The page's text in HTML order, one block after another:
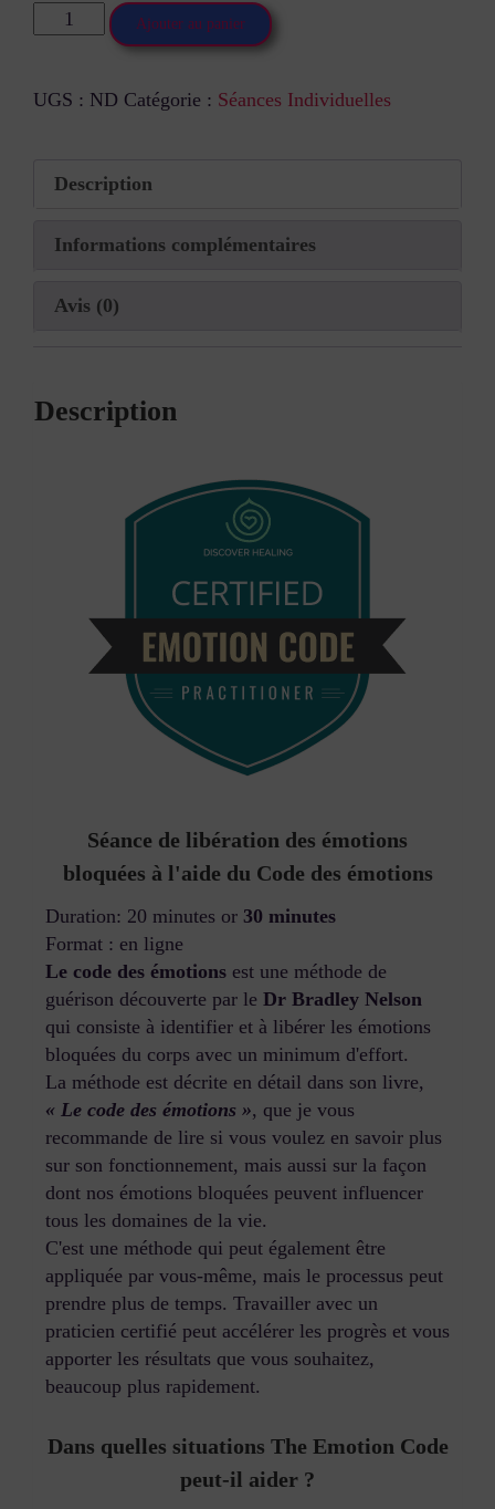
Ajouter au panier
UGS : ND Catégorie : Séances Individuelles
Description
Informations complémentaires
Avis (0)
Description
Séance de libération des émotions
bloquées à l'aide du Code des émotions
Duration: 20 minutes or 30 minutes
Format : en ligne
Le code des émotions est une méthode de
guérison découverte par le Dr Bradley Nelson
qui consiste à identifier et à libérer les émotions
bloquées du corps avec un minimum d'effort.
La méthode est décrite en détail dans son livre,
« Le code des émotions », que je vous
recommande de lire si vous voulez en savoir plus
sur son fonctionnement, mais aussi sur la façon
dont nos émotions bloquées peuvent influencer
tous les domaines de la vie.
C'est une méthode qui peut également être
appliquée par vous-même, mais le processus peut
prendre plus de temps. Travailler avec un
praticien certifié peut accélérer les progrès et vous
apporter les résultats que vous souhaitez,
beaucoup plus rapidement.
Dans quelles situations The Emotion Code
peut-il aider ?